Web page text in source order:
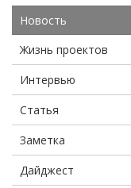
Новость
Жизнь проектов
Интервью
Статья
Заметка
Дайджест